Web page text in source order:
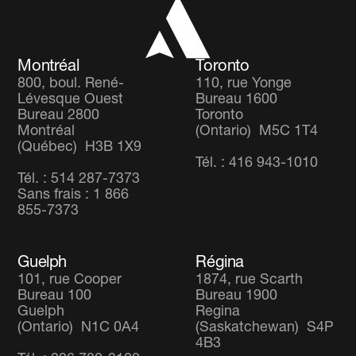
Fonds Équilibré Mondial
Fonds d’actions Diversifié Mondial
Montréal
800, boul. René-
Lévesque Ouest
Bureau 2800
Montréal
(Québec) H3B 1X9
Tél. : 514 287-7373
Sans frais : 1 866
855-7373
Toronto
110, rue Yonge
Bureau 1600
Toronto
(Ontario) M5C 1T4
Tél. : 416 943-1010
Guelph
101, rue Cooper
Bureau 100
Guelph
(Ontario) N1C 0A4
Régina
1874, rue Scarth
Bureau 1900
Regina
(Saskatchewan) S4P
4B3